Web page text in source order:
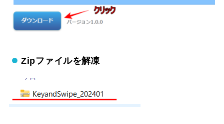
Zipファイルを解凍